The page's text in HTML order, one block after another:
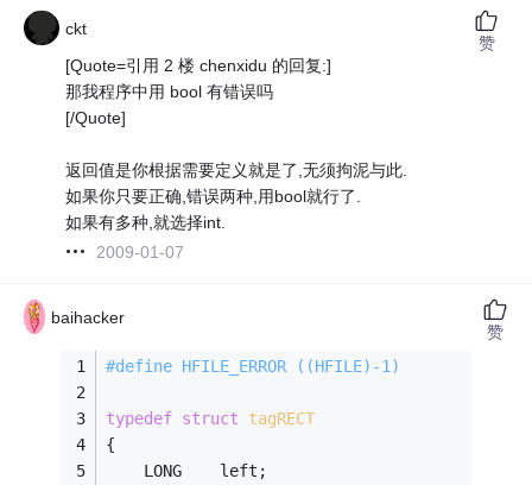
ckt
[Quote=引用 2 楼 chenxidu 的回复:]
那我程序中用 bool 有错误吗
[/Quote]
返回值是你根据需要定义就是了,无须拘泥与此.
如果你只要正确,错误两种,用bool就行了.
如果有多种,就选择int.
2009-01-07
赞
baihacker
#define HFILE_ERROR ((HFILE)-1)
typedef struct
tagRECT
{
    LONG    left;
赞